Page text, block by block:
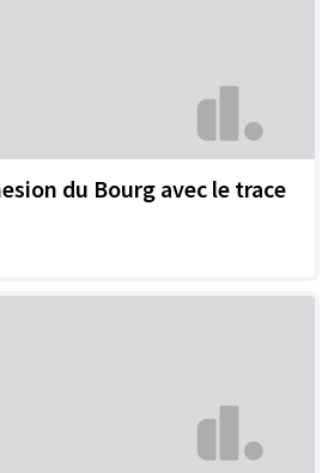
du Bourg avec le trace